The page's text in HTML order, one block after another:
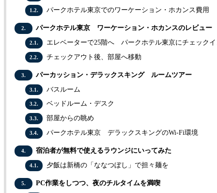
1.2. パークホテル東京でのワーケーション・ホカンス費用
2. パークホテル東京 ワーケーション・ホカンスのレビュー
2.1. エレベーターで25階へ パークホテル東京にチェックイ
2.2. チェックアウト後、部屋へ移動
3. パーカッション・デラックスキング ルームツアー
3.1. バスルーム
3.2. ベッドルーム・デスク
3.3. 部屋からの眺め
3.4. パークホテル東京 デラックスキングのWi-Fi環境
4. 宿泊者が無料で使えるラウンジにいってみた
4.1. 夕飯は新橋の「ななつぼし」で担々麺を
5. PC作業をしつつ、夜のチルタイムを満喫